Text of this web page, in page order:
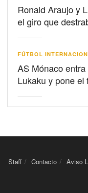
Ronald Araujo y
el giro que
FÚTBOL
AS Mónaco
Lukaku y pone
Staff Contacto Aviso